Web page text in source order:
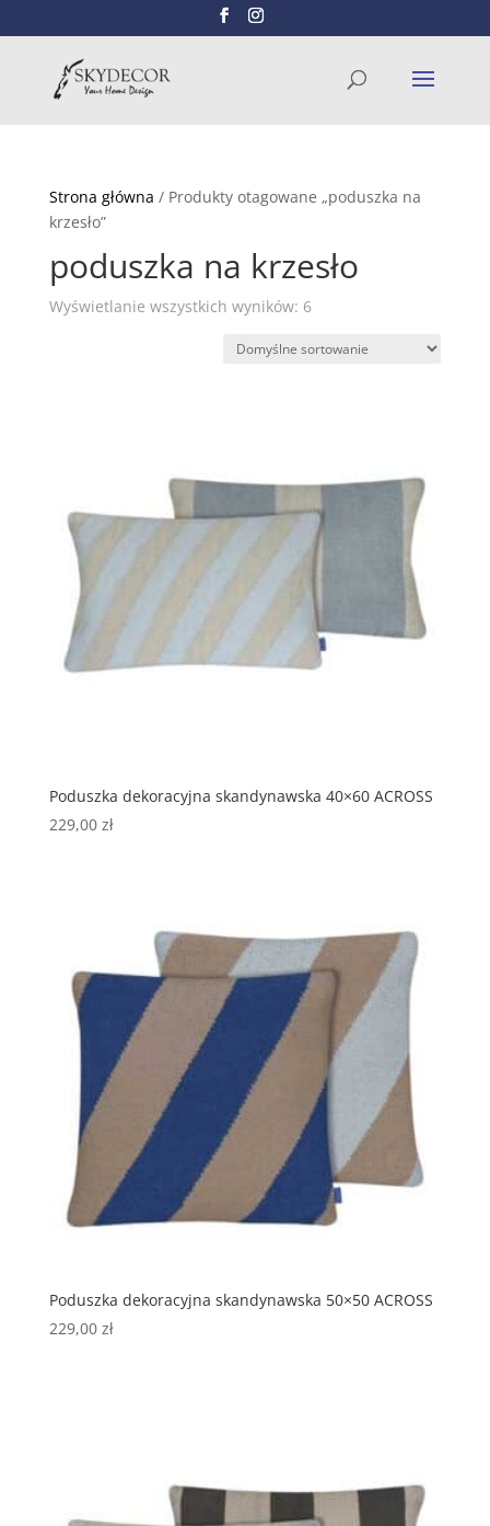
Strona główna / Produkty otagowane „poduszka na
krzesło”
poduszka na krzesło
Wyświetlanie wszystkich wyników: 6
Poduszka dekoracyjna skandynawska 40×60 ACROSS
229,00 zł
Poduszka dekoracyjna skandynawska 50×50 ACROSS
229,00 zł